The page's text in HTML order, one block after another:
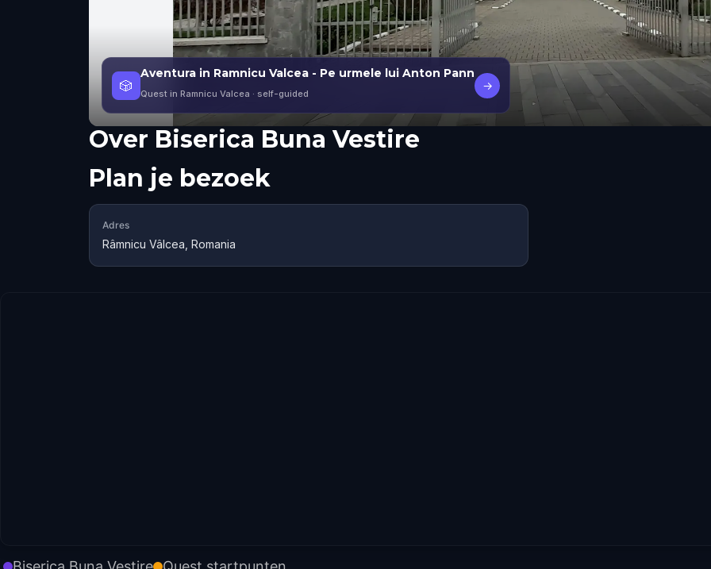
🎲
Aventura in Ramnicu Valcea - Pe urmele lui Anton Pann
Quest in Ramnicu Valcea · self-guided
→
Over Biserica Buna Vestire
Plan je bezoek
Adres
Râmnicu Vâlcea, Romania